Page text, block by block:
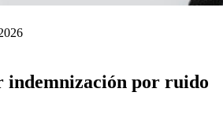
indemnización por ruido